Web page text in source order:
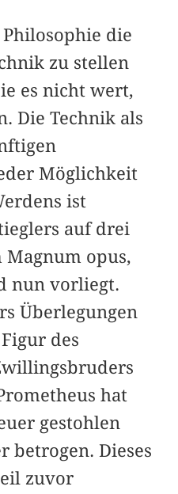
die
zu stellen
es nicht wert,
Die Technik als
Möglichkeit
ist
auf drei
Magnum opus,
nun vorliegt.
Überlegungen
des
hat
gestohlen
betrogen. Dieses
zuvor